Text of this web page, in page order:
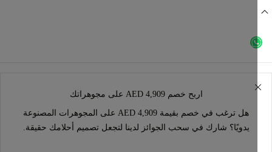
اربح خصم AED 4,909 على مجوهراتك
هل ترغب في خصم بقيمة AED 4,909 على المجوهرات المصنوعة
يدويًا؟ شارك في سحب الجوائز لدينا لتجعل تصميم أحلامك حقيقة.